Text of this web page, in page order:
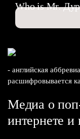
Who is Mr.
- английская
расшифровывается
Медиа о
интернете и